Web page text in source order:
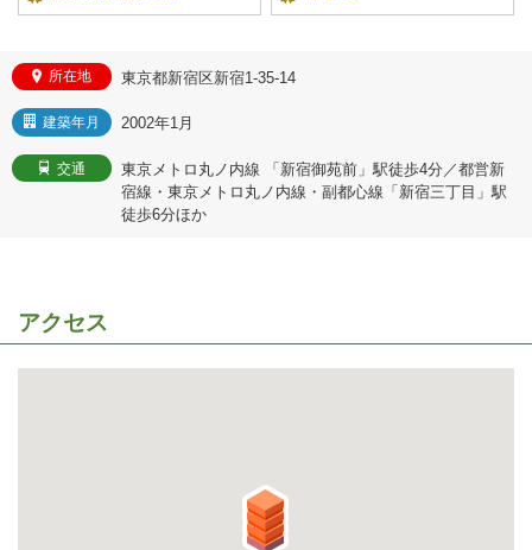
所在地 東京都新宿区新宿1-35-14
建築年月 2002年1月
交通
東京メトロ丸ノ内線 「新宿御苑前」駅徒歩4分／都営新
宿線・東京メトロ丸ノ内線・副都心線「新宿三丁目」駅
徒歩6分ほか
アクセス